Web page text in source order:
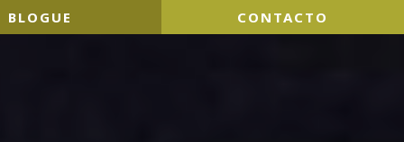
BLOGUE CONTACTO